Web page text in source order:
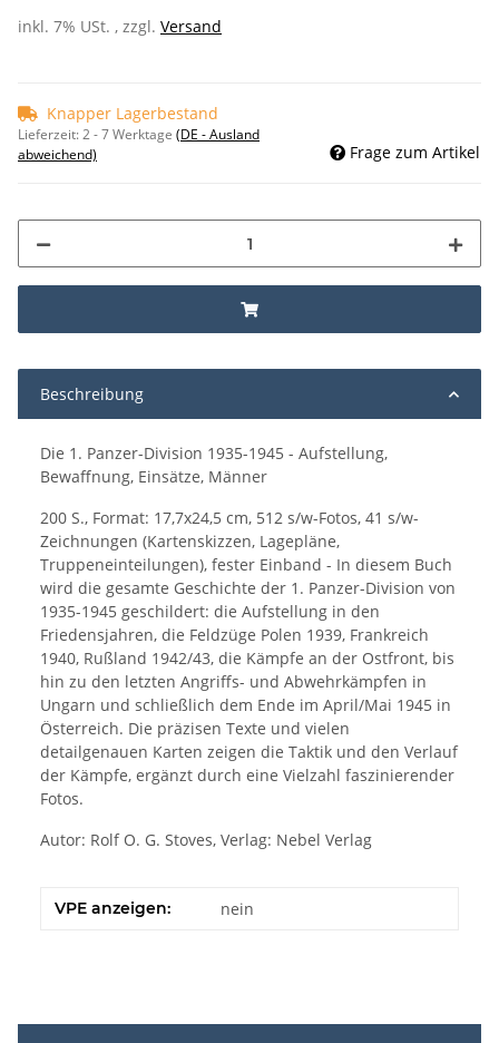
inkl. 7% USt. , zzgl. Versand
Knapper Lagerbestand
Lieferzeit:2 - 7 Werktage (DE - Ausland
abweichend)
Frage zum Artikel
Beschreibung
Die 1. Panzer-Division 1935-1945 - Aufstellung,
Bewaffnung, Einsätze, Männer
200 S., Format: 17,7x24,5 cm, 512 s/w-Fotos, 41 s/w-
Zeichnungen (Kartenskizzen, Lagepläne,
Truppeneinteilungen), fester Einband - In diesem Buch
wird die gesamte Geschichte der 1. Panzer-Division von
1935-1945 geschildert: die Aufstellung in den
Friedensjahren, die Feldzüge Polen 1939, Frankreich
1940, Rußland 1942/43, die Kämpfe an der Ostfront, bis
hin zu den letzten Angriffs- und Abwehrkämpfen in
Ungarn und schließlich dem Ende im April/Mai 1945 in
Österreich. Die präzisen Texte und vielen
detailgenauen Karten zeigen die Taktik und den Verlauf
der Kämpfe, ergänzt durch eine Vielzahl faszinierender
Fotos.
Autor: Rolf O. G. Stoves, Verlag: Nebel Verlag
VPE anzeigen: nein